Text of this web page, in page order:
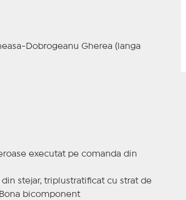
Dobrogeanu Gherea (langa
executat pe comanda din
stejar, triplustratificat cu strat de
bicomponent